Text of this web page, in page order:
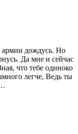
армии дождусь. Но
Да мне и сейчас
что тебе одиноко
легче, Ведь ты